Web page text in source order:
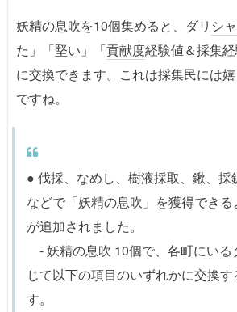
妖精の息吹を10個集めると、ダリ シ
た」「堅い」「貢献度経験値＆採集
に交換できます。これは採集民には
ですね。
● 伐採、なめし、樹液採取、鍬、採
などで「妖精の息吹」を獲得でき
が追加されました。
- 妖精の息吹 10個で、各町にいる
じて以下の項目のいずれかに交換す
す。